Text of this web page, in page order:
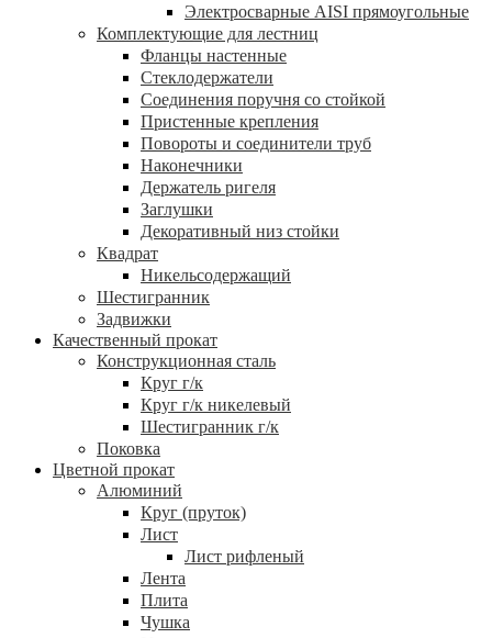
Электросварные AISI прямоугольные
Комплектующие для лестниц
Фланцы настенные
Стеклодержатели
Соединения поручня со стойкой
Пристенные крепления
Повороты и соединители труб
Наконечники
Держатель ригеля
Заглушки
Декоративный низ стойки
Квадрат
Никельсодержащий
Шестигранник
Задвижки
Качественный прокат
Конструкционная сталь
Круг г/к
Круг г/к никелевый
Шестигранник г/к
Поковка
Цветной прокат
Алюминий
Круг (пруток)
Лист
Лист рифленый
Лента
Плита
Чушка